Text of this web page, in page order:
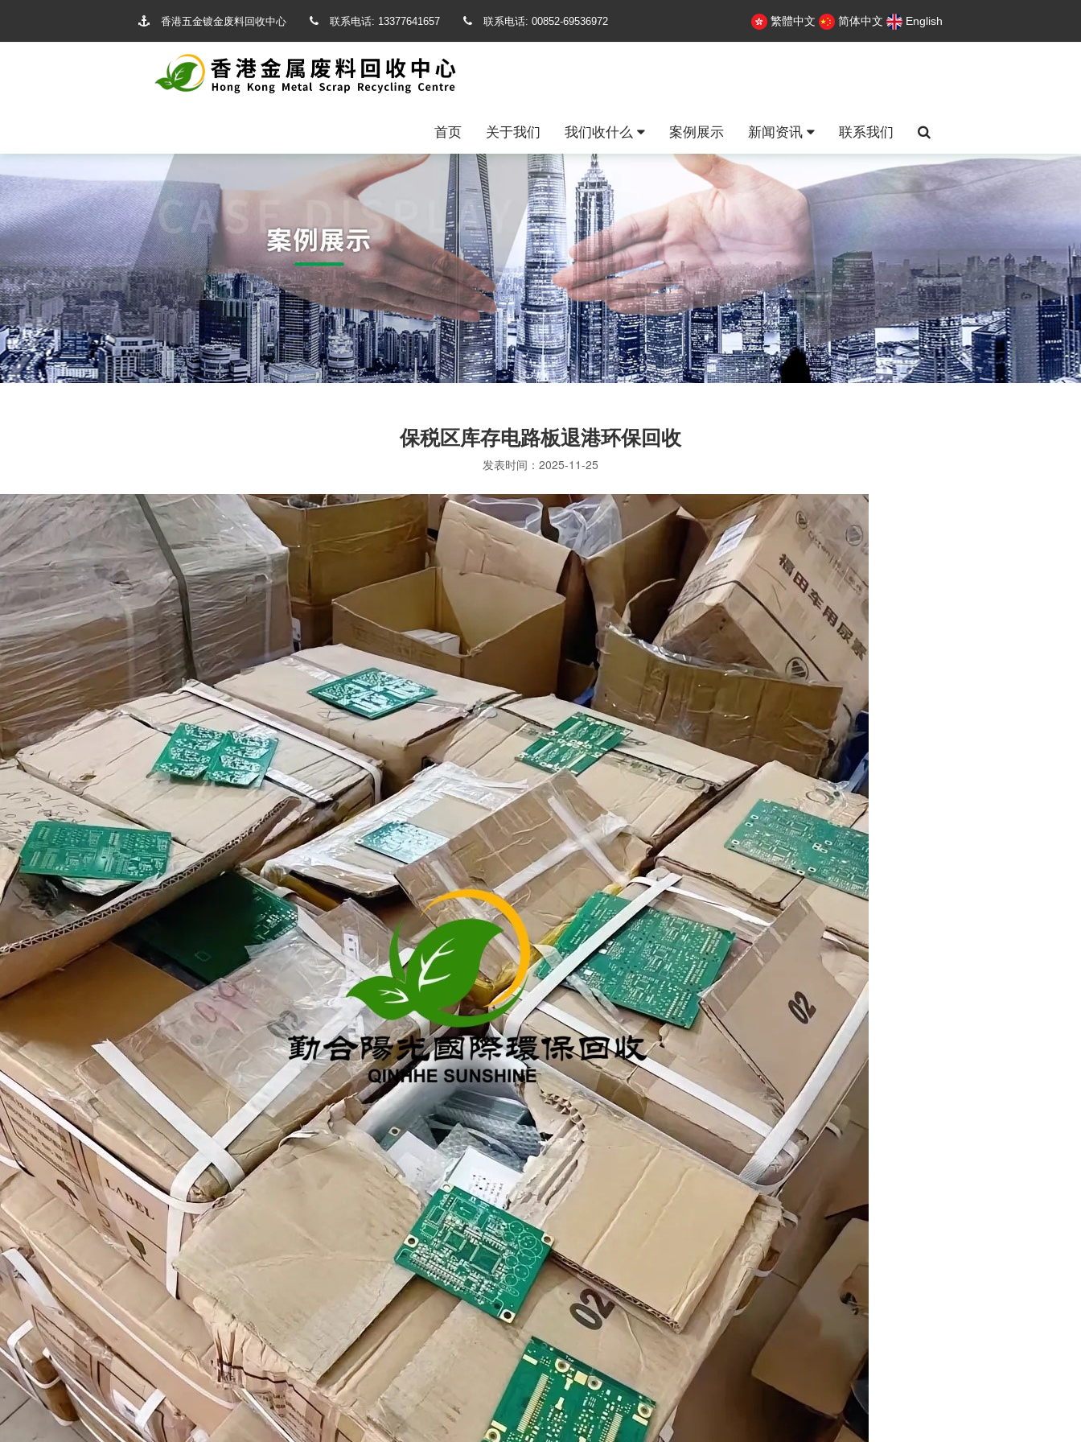
香港五金镀金废料回收中心 联系电话: 13377641657 联系电话: 00852-69536972 繁體中文 简体中文 English
首页 关于我们 我们收什么 案例展示 新闻资讯 联系我们
保税区库存电路板退港环保回收
发表时间： 2025-11-25